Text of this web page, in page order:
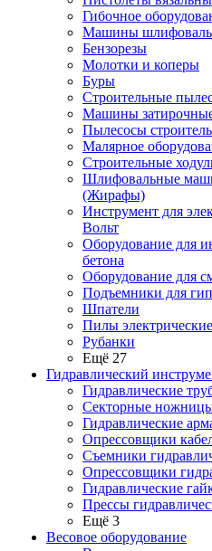
Гибочное
Машины
Бензорезы
Молотки и коперы
Буры
Строительные
Машины затирочные
Пылесосы
Малярное
Строительные
Шлифовальные
(Жирафы)
Инструмент для
Вольт
Оборудование для
бетона
Оборудование для
Подъемники для
Шпатели
Пилы электрические
Рубанки
Ещё 27
Гидравлический
Гидравлические
Секторные
Гидравлические
Опрессовщики
Съемники
Опрессовщики
Гидравлические
Прессы
Ещё 3
Весовое оборудование